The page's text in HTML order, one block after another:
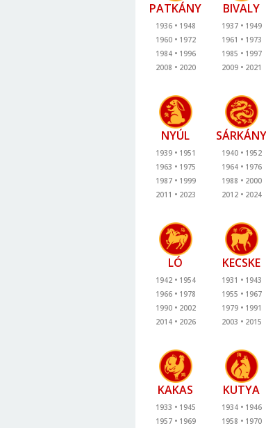
PATKÁNY
1936
1948
1960
1972
1984
1996
2008
2020
BIVALY
1937
1949
1961
1973
1985
1997
2009
2021
NYÚL
1939
1951
1963
1975
1987
1999
2011
2023
SÁRKÁNY
1940
1952
1964
1976
1988
2000
2012
2024
LÓ
1942
1954
1966
1978
1990
2002
2014
2026
KECSKE
1931
1943
1955
1967
1979
1991
2003
2015
KAKAS
1933
1945
1957
1969
KUTYA
1934
1946
1958
1970